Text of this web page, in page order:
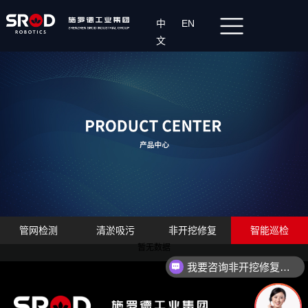
中
文
EN
管网检测 清淤吸污 非开挖修复 智能巡检
暂无数据